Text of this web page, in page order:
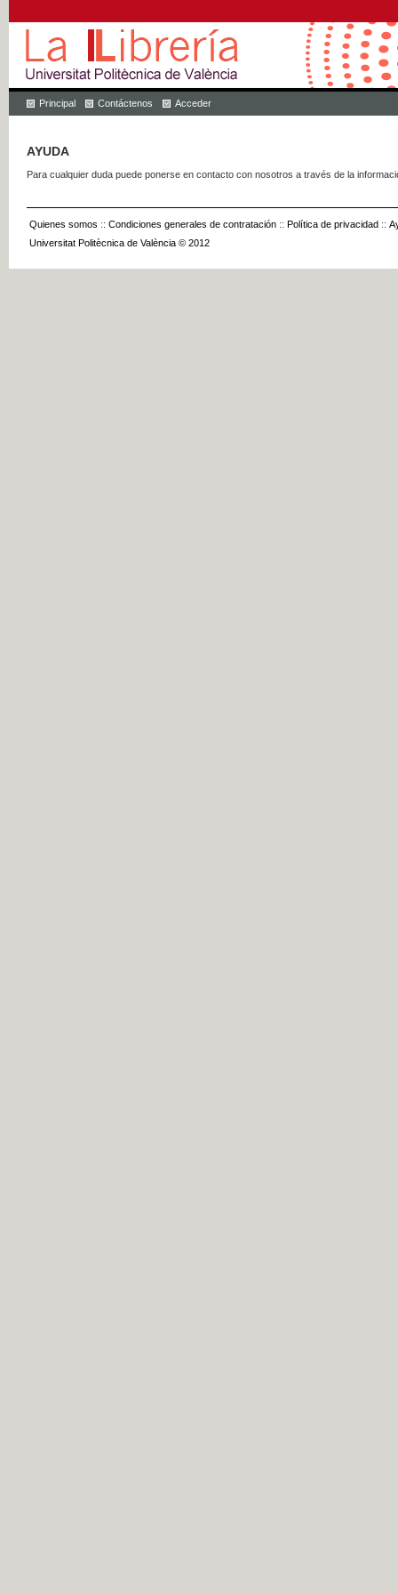
Principal Contáctenos Acceder
AYUDA
Para cualquier duda puede ponerse en contacto con nosotros a través de la
Quienes somos :: Condiciones generales de contratación :: Política de privacidad ::
Universitat Politècnica de València © 2012